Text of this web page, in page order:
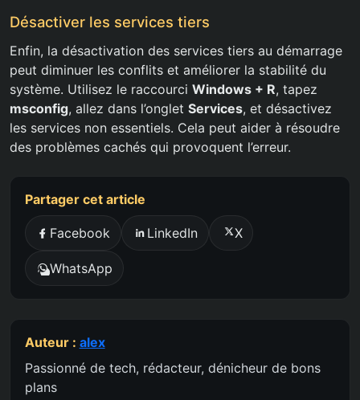
Désactiver les services tiers
Enfin, la désactivation des services tiers au démarrage
peut diminuer les conflits et améliorer la stabilité du
système. Utilisez le raccourci Windows + R, tapez
msconfig, allez dans l’onglet Services, et désactivez
les services non essentiels. Cela peut aider à résoudre
des problèmes cachés qui provoquent l’erreur.
Partager cet article
Facebook LinkedIn X
WhatsApp
Auteur : alex
Passionné de tech, rédacteur, dénicheur de bons
plans